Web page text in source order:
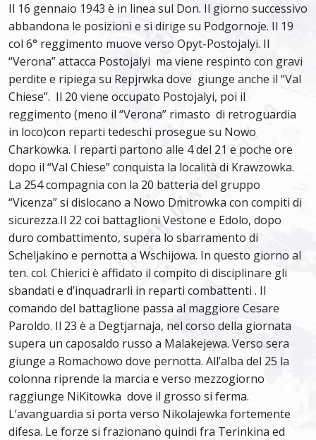
Il 16 gennaio 1943 è in linea sul Don. Il giorno successivo
abbandona le posizioni e si dirige su Podgornoje. Il 19
col 6° reggimento muove verso Opyt-Postojalyi. Il
“Verona” attacca Postojalyi ma viene respinto con gravi
perdite e ripiega su Repjrwka dove giunge anche il “Val
Chiese”. Il 20 viene occupato Postojalyi, poi il
reggimento (meno il “Verona” rimasto di retroguardia
in loco)con reparti tedeschi prosegue su Nowo
Charkowka. I reparti partono alle 4 del 21 e poche ore
dopo il “Val Chiese” conquista la località di Krawzowka.
La 254 compagnia con la 20 batteria del gruppo
“Vicenza” si dislocano a Nowo Dmitrowka con compiti di
sicurezza.Il 22 coi battaglioni Vestone e Edolo, dopo
duro combattimento, supera lo sbarramento di
Scheljakino e pernotta a Wschijowa. In questo giorno al
ten. col. Chierici è affidato il compito di disciplinare gli
sbandati e d’inquadrarli in reparti combattenti . Il
comando del battaglione passa al maggiore Cesare
Paroldo. Il 23 è a Degtjarnaja, nel corso della giornata
supera un caposaldo russo a Malakejewa. Verso sera
giunge a Romachowo dove pernotta. All’alba del 25 la
colonna riprende la marcia e verso mezzogiorno
raggiunge NiKitowka dove il grosso si ferma.
L’avanguardia si porta verso Nikolajewka fortemente
difesa. Le forze si frazionano quindi fra Terinkina ed